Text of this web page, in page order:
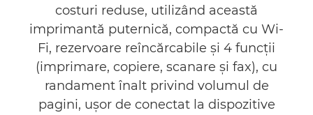
costuri reduse, utilizând această
imprimantă puternică, compactă cu Wi-
Fi, rezervoare reîncărcabile şi 4 funcţii
(imprimare, copiere, scanare şi fax), cu
randament înalt privind volumul de
pagini, uşor de conectat la dispozitive